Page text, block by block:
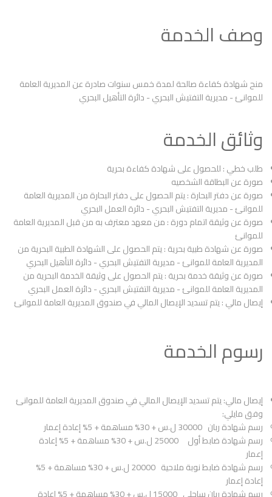
وصف الخدمة
منح شهادة كفاءة صالحة لمدة خمس سنوات صادرة عن المديرية العامة
للموانئ - مديرية التفتيش البحري - دائرة التأهيل البحري
وثائق الخدمة
طلب خطي : للحصول على شهادة كفاءة بحرية
صورة عن البطاقة الشخصيه
صورة عن دفتر البحارة : يتم الحصول على دفتر البحارة من المديرية العامة
للموانئ - مديرية التفتيش البحري - دائرة العمل البحري
صورة عن وثيقة اتمام دورة : من معهد معترف به من قبل المديرية العامة
للموانئ
صورة عن شهادة طبية بحرية : يتم الحصول على الشهادة الطبية البحرية من
المديرية العامة للموانئ - مديرية التفتيش البحري - دائرة التأهيل البحري
صورة عن وثيقة خدمة بحرية : يتم الحصول على وثيقة الخدمة البحرية من
المديرية العامة للموانئ - مديرية التفتيش البحري - دائرة العمل البحري
إيصال مالي : يتم تسديد الإيصال المالي في صندوق المديرية العامة للموانئ
رسوم الخدمة
إيصال مالي: يتم تسديد الإيصال المالي في صندوق المديرية العامة للموانئ
وفق مايلي:
رسم شهادة ربان 30000 ل.س + 30% مساهمة + 5% إعادة إعمار
رسم شهادة ضابط أول 25000 ل.س + 30% مساهمة + 5% إعادة
إعمار
رسم شهادة ضابط نوبة ملاحية 20000 ل.س + 30% مساهمة + 5%
إعادة إعمار